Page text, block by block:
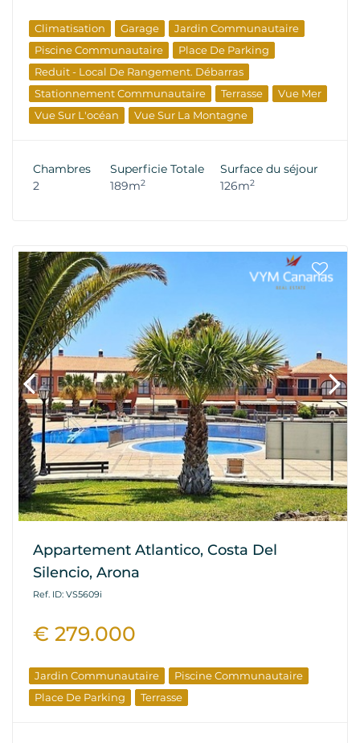
Climatisation Garage
Jardin Communautaire
Piscine Communautaire
Place De Parking
Reduit - Local De Rangement. Débarras
Stationnement Communautaire
Terrasse
Vue Mer
Vue Sur L'océan
Vue Sur La Montagne
Chambres
2
Superficie Totale
189m2
Surface du séjour
126m2
Appartement Atlantico, Costa Del
Silencio, Arona
Ref. ID: VS5609i
€ 279.000
Jardin Communautaire
Piscine Communautaire
Place De Parking
Terrasse